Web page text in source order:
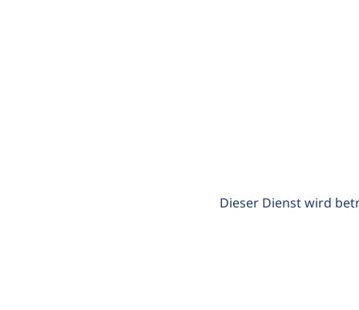
Dieser Dienst wird